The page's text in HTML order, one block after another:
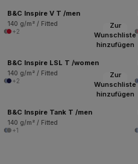
B&C Inspire V T /men
140 g/m² / Fitted
+2
Zur
Wunschliste
hinzufügen
B&C Inspire LSL T /women
140 g/m² / Fitted
+2
Zur
Wunschliste
hinzufügen
B&C Inspire Tank T /men
140 g/m² / Fitted
+1